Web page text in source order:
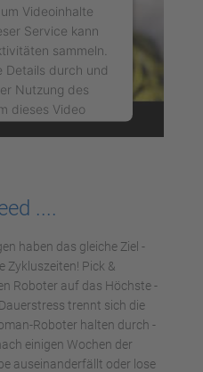
Videoinhalte
Service kann
sammeln.
Details durch und
Nutzung des
dieses Video
Consent
Platform
....
haben das gleiche Ziel -
Zykluszeiten! Pick &
Roboter auf das Höchste -
trennt sich die
Roboter halten durch -
einigen Wochen der
auseinanderfällt oder lose